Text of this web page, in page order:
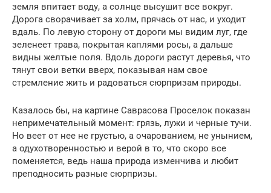
земля впитает воду, а солнце высушит все вокруг.
Дорога сворачивает за холм, прячась от нас, и уходит
вдаль. По левую сторону от дороги мы видим луг, где
зеленеет трава, покрытая каплями росы, а дальше
видны желтые поля. Вдоль дороги растут деревья, что
тянут свои ветки вверх, показывая нам свое
стремление жить и радоваться сюрпризам природы.
Казалось бы, на картине Саврасова Проселок показан
непримечательный момент: грязь, лужи и черные тучи.
Но веет от нее не грустью, а очарованием, не унынием,
а одухотворенностью и верой в то, что скоро все
поменяется, ведь наша природа изменчива и любит
преподносить разные сюрпризы.